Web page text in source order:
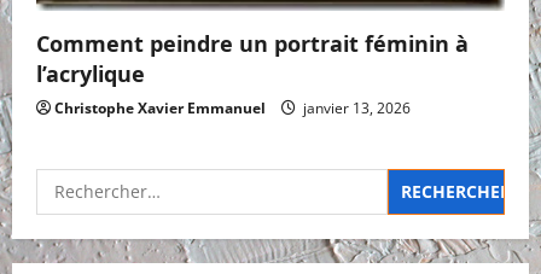
Comment peindre un portrait féminin à
l’acrylique
Christophe Xavier Emmanuel janvier 13, 2026
Rechercher :